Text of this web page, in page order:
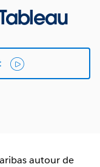
autour de